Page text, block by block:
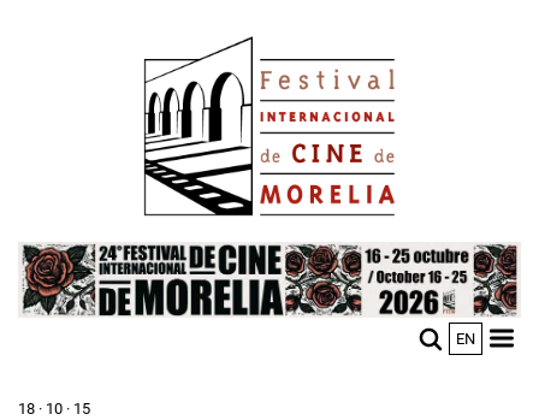
Image
EN
18 · 10 · 15